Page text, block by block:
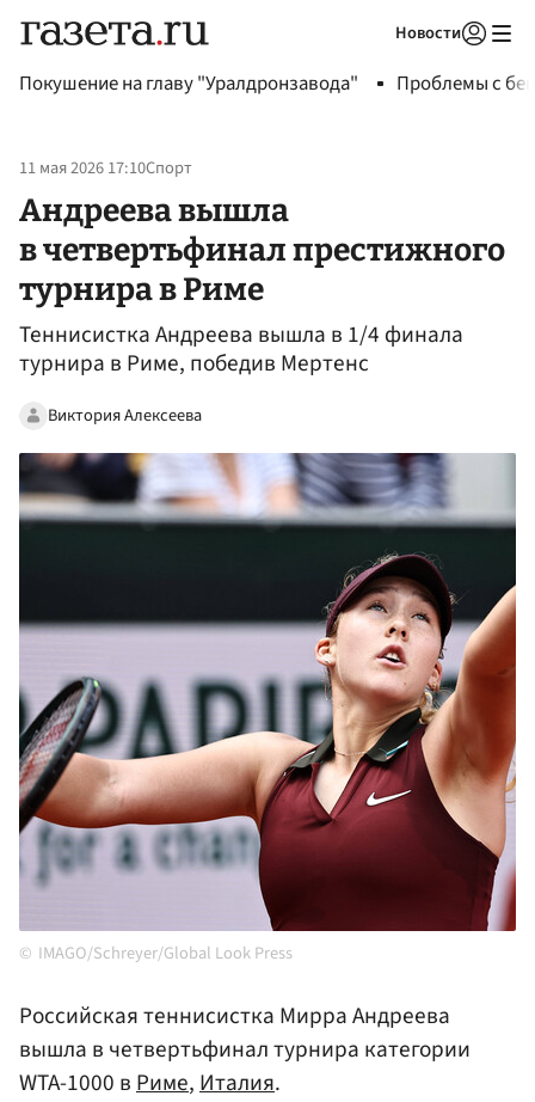
Новости
Покушение на главу "Уралдронзавода" Проблемы с
11 мая 2026 17:10Спорт
Андреева вышла
в четвертьфинал престижного
турнира в Риме
Теннисистка Андреева вышла в 1/4 финала
турнира в Риме, победив Мертенс
Виктория Алексеева
IMAGO/Schreyer/Global Look Press
Российская теннисистка Мирра Андреева
вышла в четвертьфинал турнира категории
WTA-1000 вРиме,Италия.